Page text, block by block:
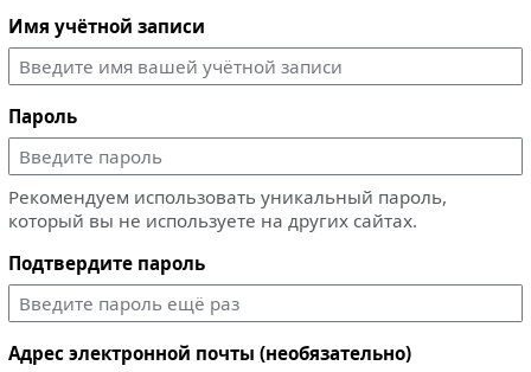
Имя учётной записи
Пароль
Рекомендуем использовать уникальный пароль,
который вы не используете на других сайтах.
Подтвердите пароль
Адрес электронной почты (необязательно)